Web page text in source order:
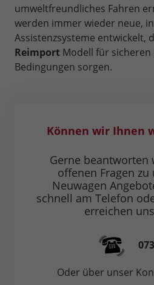
umweltfreundliches Fahren
werden immer wieder neue,
Assistenzsysteme entwickelt,
Reimport Modell für
Bedingungen sorgen.
Können wir Ihnen
Gerne beantworten
offenen Fragen zu
Neuwagen
schnell am Telefon
erreichen
Oder über unser